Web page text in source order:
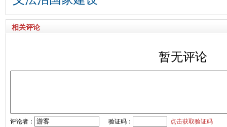
相关评论
暂无评论
评论者： 验证码： 点击获取验证码